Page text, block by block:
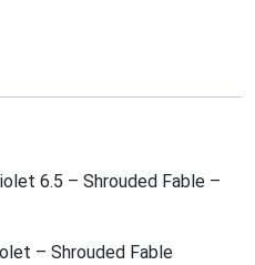
6.5 – Shrouded Fable –
– Shrouded Fable